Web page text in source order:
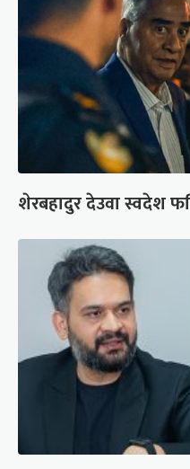
शेरबहादुर देउवा स्वदेश